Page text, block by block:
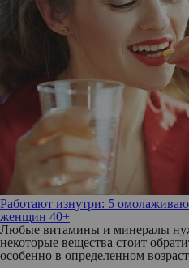
Работают изнутри: 5
женщин 40+
Любые витамины и минералы
некоторые вещества стоит
особенно в определенном